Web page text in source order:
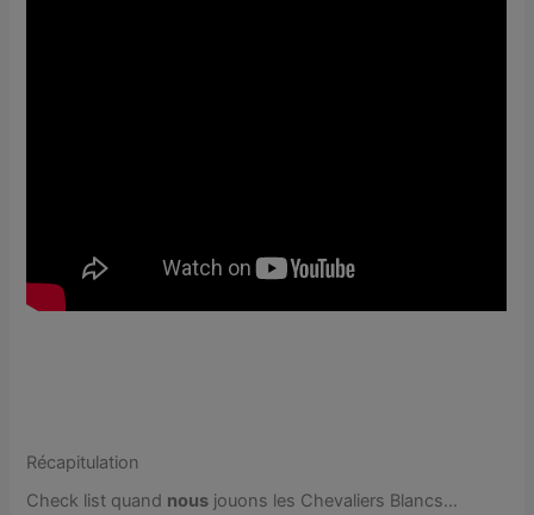
Récapitulation
Check list quand nous jouons les Chevaliers Blancs…